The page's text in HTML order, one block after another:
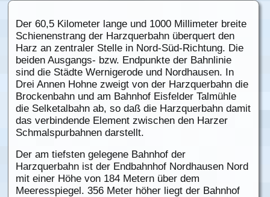
Der 60,5 Kilometer lange und 1000 Millimeter breite
Schienenstrang der Harzquerbahn überquert den
Harz an zentraler Stelle in Nord-Süd-Richtung. Die
beiden Ausgangs- bzw. Endpunkte der Bahnlinie
sind die Städte Wernigerode und Nordhausen. In
Drei Annen Hohne zweigt von der Harzquerbahn die
Brockenbahn und am Bahnhof Eisfelder Talmühle
die Selketalbahn ab, so daß die Harzquerbahn damit
das verbindende Element zwischen den Harzer
Schmalspurbahnen darstellt.
Der am tiefsten gelegene Bahnhof der
Harzquerbahn ist der Endbahnhof Nordhausen Nord
mit einer Höhe von 184 Metern über dem
Meeresspiegel. 356 Meter höher liegt der Bahnhof